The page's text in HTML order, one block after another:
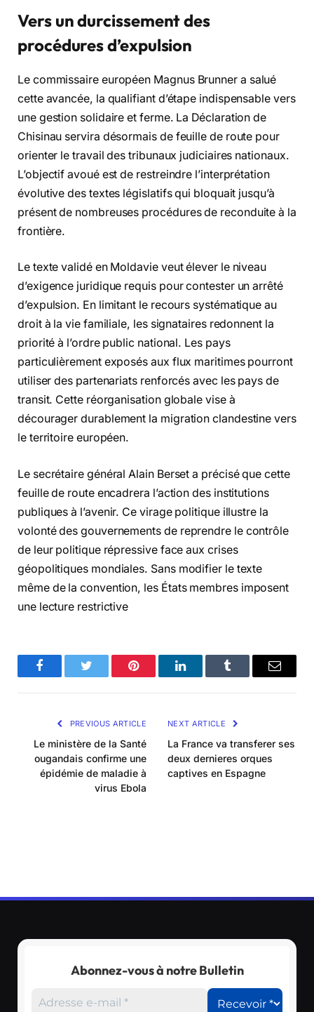
Vers un durcissement des
procédures d’expulsion
Le commissaire européen Magnus Brunner a salué
cette avancée, la qualifiant d’étape indispensable vers
une gestion solidaire et ferme. La Déclaration de
Chisinau servira désormais de feuille de route pour
orienter le travail des tribunaux judiciaires nationaux.
L’objectif avoué est de restreindre l’interprétation
évolutive des textes législatifs qui bloquait jusqu’à
présent de nombreuses procédures de reconduite à la
frontière.
Le texte validé en Moldavie veut élever le niveau
d’exigence juridique requis pour contester un arrêté
d’expulsion. En limitant le recours systématique au
droit à la vie familiale, les signataires redonnent la
priorité à l’ordre public national. Les pays
particulièrement exposés aux flux maritimes pourront
utiliser des partenariats renforcés avec les pays de
transit. Cette réorganisation globale vise à
décourager durablement la migration clandestine vers
le territoire européen.
Le secrétaire général Alain Berset a précisé que cette
feuille de route encadrera l’action des institutions
publiques à l’avenir. Ce virage politique illustre la
volonté des gouvernements de reprendre le contrôle
de leur politique répressive face aux crises
géopolitiques mondiales. Sans modifier le texte
même de la convention, les États membres imposent
une lecture restrictive
FacebookTwitter Pinterest LinkedInTumblr Email
PREVIOUS ARTICLE
Le ministère de la Santé
ougandais confirme une
épidémie de maladie à
virus Ebola
NEXT ARTICLE
La France va transferer ses
deux dernieres orques
captives en Espagne
Abonnez-vous à notre Bulletin